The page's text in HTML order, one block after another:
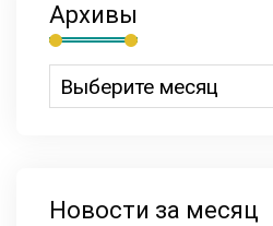
Архивы
Новости за месяц